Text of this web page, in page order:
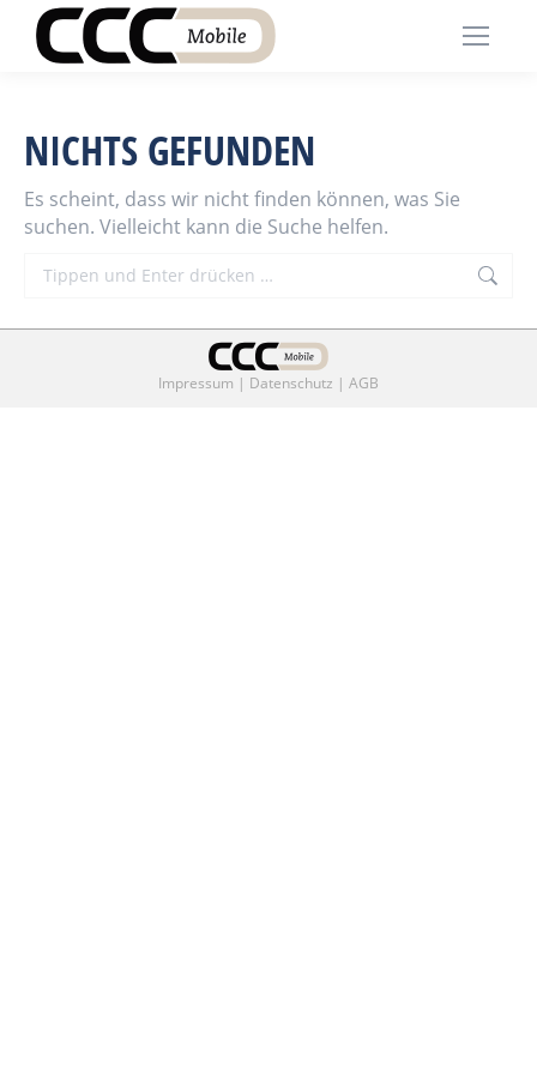
NICHTS GEFUNDEN
Es scheint, dass wir nicht finden können, was Sie
suchen. Vielleicht kann die Suche helfen.
Search:
Impressum | Datenschutz | AGB